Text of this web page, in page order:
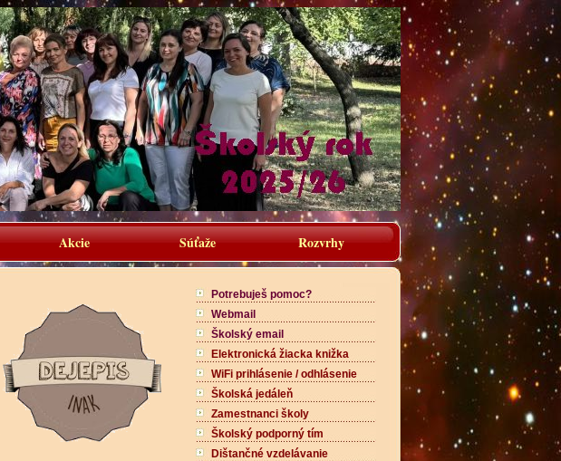
Akcie Súťaže Rozvrhy
Potrebuješ pomoc?
Webmail
Školský email
Elektronická žiacka knižka
WiFi prihlásenie / odhlásenie
Školská jedáleň
Zamestnanci školy
Školský podporný tím
Dištančné vzdelávanie